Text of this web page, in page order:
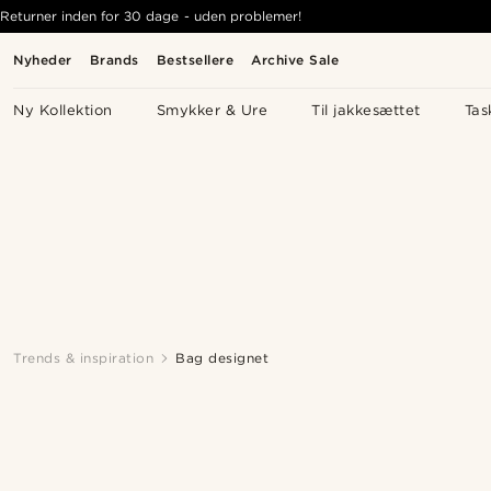
Nyheder Brands Bestsellere Archive Sale
Ny Kollektion Smykker & Ure Til jakkesættet
Returner inden for 30 dage - uden problemer!
Trends & inspiration Bag designet